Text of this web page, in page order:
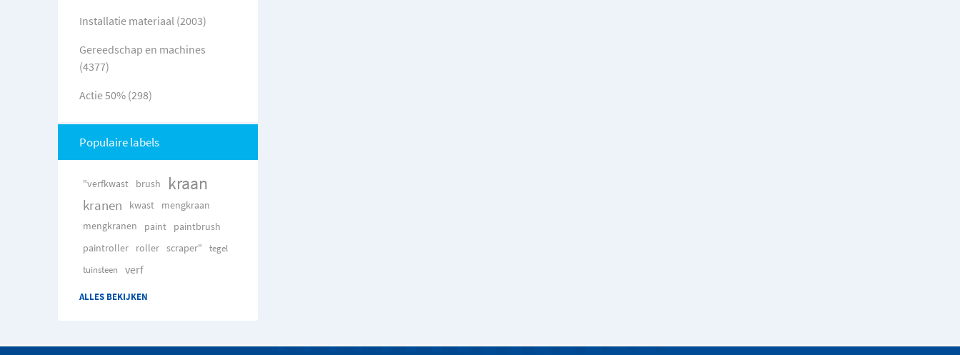
Installatie materiaal (2003)
Gereedschap en machines
(4377)
Actie 50% (298)
Populaire labels
"verfkwast brush kraan
kranen kwast mengkraan
mengkranen paint
paintbrush
paintroller
roller scraper"
tegel
tuinsteen
verf
ALLES BEKIJKEN